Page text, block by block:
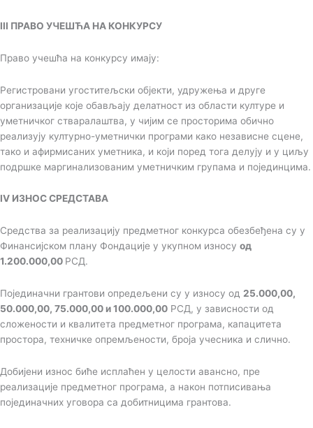
III ПРАВО УЧЕШЋА НА КОНКУРСУ
Право учешћа на конкурсу имају:
Регистровани угоститељски објекти, удружења и друге
организације које обављају делатност из области културе и
уметничког стваралаштва, у чијим се просторима обично
реализују културно-уметнички програми како независне сцене,
тако и афирмисаних уметника, и који поред тога делују и у циљу
подршке маргинализованим уметничким групама и појединцима.
IV ИЗНОС СРЕДСТАВА
Средства за реализацију предметног конкурса обезбеђена су у
Финансијском плану Фондације у укупном износу од
1.200.000,00 РСД.
Појединачни грантови опредељени су у износу од 25.000,00,
50.000,00, 75.000,00 и 100.000,00 РСД, у зависности од
сложености и квалитета предметног програма, капацитета
простора, техничке опремљености, броја учесника и слично.
Добијени износ биће исплаћен у целости авансно, пре
реализације предметног програма, а након потписивања
појединачних уговора са добитницима грантова.